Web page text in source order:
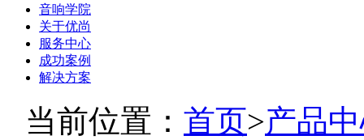
音响学院
关于优尚
服务中心
成功案例
解决方案
当前位置： 首页>产品